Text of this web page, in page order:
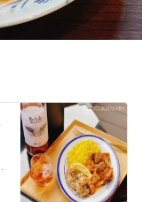
かした1週間😂例えば1日1缶と決めてい…